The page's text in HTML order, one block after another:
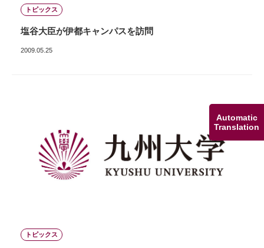
Automatic
Translation
トピックス
塩谷大臣が伊都キャンパスを訪問
2009.05.25
トピックス